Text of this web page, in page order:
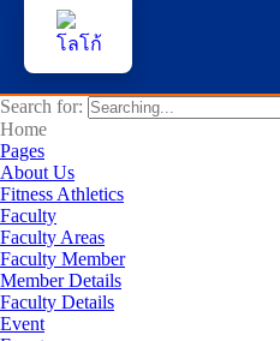
Search for:
Home
Pages
About Us
Fitness Athletics
Faculty
Faculty Areas
Faculty Member
Member Details
Faculty Details
Event
หน้าแรก
ผู้สนใจสมัครเรียน
บริการนักศึกษา
คณาจารย์และบุคลากร